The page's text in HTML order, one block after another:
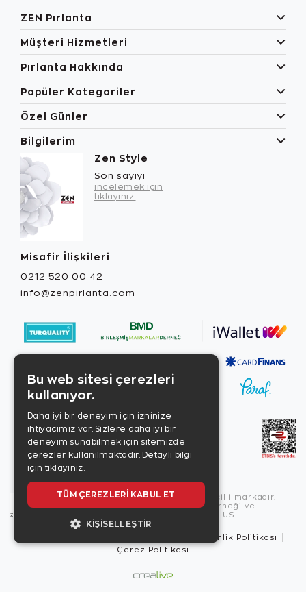
ZEN Pırlanta
Müşteri Hizmetleri
Pırlanta Hakkında
Popüler Kategoriler
Özel Günler
Bilgilerim
Zen Style
Son sayıyı
incelemek için
tıklayınız.
Misafir İlişkileri
0212 520 00 42
info@zenpirlanta.com
Copyright © 2026, Zen Diamond tescilli markadır.
Zen Diamond Birleşmiş Markalar Derneği ve
Turquality Destek Programı üyesidir. US
Güvenlik Politikası
Çerez Politikası
Bu web sitesi çerezleri
kullanıyor.
Daha iyi bir deneyim için izninize
ihtiyacımız var. Sizlere daha iyi bir
deneyim sunabilmek için sitemizde
çerezler kullanılmaktadır. Detaylı bilgi
için tıklayınız.
TÜM ÇEREZLERI KABUL ET
KIŞISELLEŞTIR